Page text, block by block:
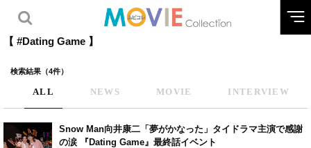
【 #Dating Game 】
検索結果（4件）
ALL NEWS MOVIE INTERVIEW
Snow Man向井康二「夢がかなった」タイドラマ主演で感謝
の涙 『Dating Game』最終話イベント